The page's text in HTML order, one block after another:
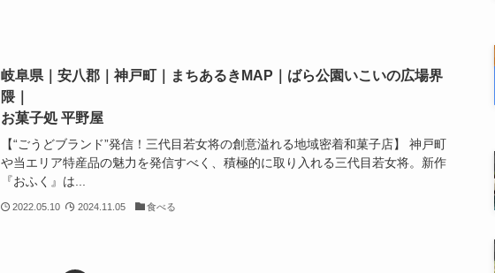
岐阜県｜安八郡｜神戸町｜まちあるきMAP｜ばら公園いこいの広場界
隈｜
お菓子処 平野屋
【“ごうどブランド”発信！三代目若女将の創意溢れる地域密着和菓子店】 神戸町
や当エリア特産品の魅力を発信すべく、積極的に取り入れる三代目若女将。新作
『おふく』は...
2022.05.10 2024.11.05 食べる